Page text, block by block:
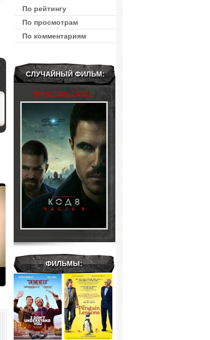
По рейтингу
По просмотрам
По комментариям
СЛУЧАЙНЫЙ ФИЛЬМ:
Код 8: Часть 2 (2024)
ФИЛЬМЫ: